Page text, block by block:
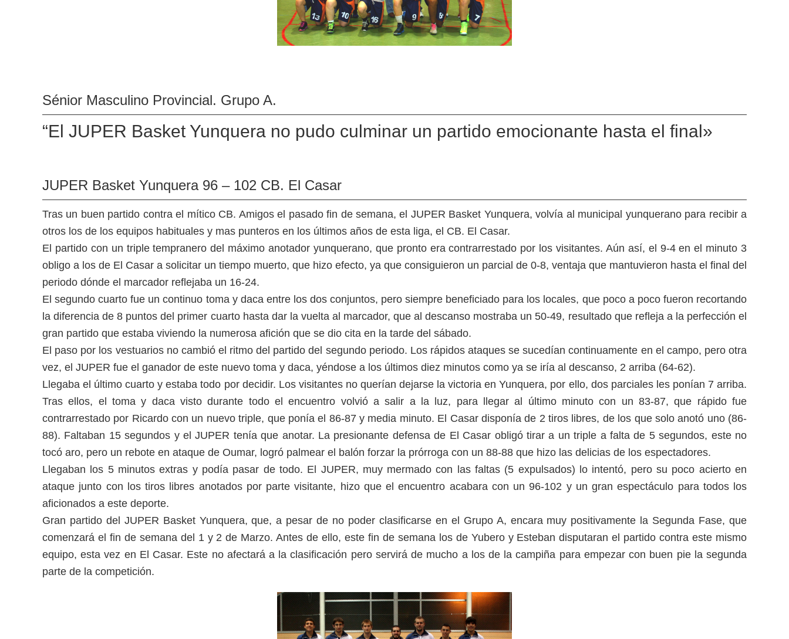
Sénior Masculino Provincial. Grupo A.
“El JUPER Basket Yunquera no pudo culminar un partido emocionante hasta el final»
JUPER Basket Yunquera 96 – 102 CB. El Casar
Tras un buen partido contra el mítico CB. Amigos el pasado fin de semana, el JUPER Basket Yunquera, volvía al municipal yunquerano para recibir a
otros los de los equipos habituales y mas punteros en los últimos años de esta liga, el CB. El Casar.
El partido con un triple tempranero del máximo anotador yunquerano, que pronto era contrarrestado por los visitantes. Aún así, el 9-4 en el minuto 3
obligo a los de El Casar a solicitar un tiempo muerto, que hizo efecto, ya que consiguieron un parcial de 0-8, ventaja que mantuvieron hasta el final del
periodo dónde el marcador reflejaba un 16-24.
El segundo cuarto fue un continuo toma y daca entre los dos conjuntos, pero siempre beneficiado para los locales, que poco a poco fueron recortando
la diferencia de 8 puntos del primer cuarto hasta dar la vuelta al marcador, que al descanso mostraba un 50-49, resultado que refleja a la perfección el
gran partido que estaba viviendo la numerosa afición que se dio cita en la tarde del sábado.
El paso por los vestuarios no cambió el ritmo del partido del segundo periodo. Los rápidos ataques se sucedían continuamente en el campo, pero otra
vez, el JUPER fue el ganador de este nuevo toma y daca, yéndose a los últimos diez minutos como ya se iría al descanso, 2 arriba (64-62).
Llegaba el último cuarto y estaba todo por decidir. Los visitantes no querían dejarse la victoria en Yunquera, por ello, dos parciales les ponían 7 arriba.
Tras ellos, el toma y daca visto durante todo el encuentro volvió a salir a la luz, para llegar al último minuto con un 83-87, que rápido fue
contrarrestado por Ricardo con un nuevo triple, que ponía el 86-87 y media minuto. El Casar disponía de 2 tiros libres, de los que solo anotó uno (86-
88). Faltaban 15 segundos y el JUPER tenía que anotar. La presionante defensa de El Casar obligó tirar a un triple a falta de 5 segundos, este no
tocó aro, pero un rebote en ataque de Oumar, logró palmear el balón forzar la prórroga con un 88-88 que hizo las delicias de los espectadores.
Llegaban los 5 minutos extras y podía pasar de todo. El JUPER, muy mermado con las faltas (5 expulsados) lo intentó, pero su poco acierto en
ataque junto con los tiros libres anotados por parte visitante, hizo que el encuentro acabara con un 96-102 y un gran espectáculo para todos los
aficionados a este deporte.
Gran partido del JUPER Basket Yunquera, que, a pesar de no poder clasificarse en el Grupo A, encara muy positivamente la Segunda Fase, que
comenzará el fin de semana del 1 y 2 de Marzo. Antes de ello, este fin de semana los de Yubero y Esteban disputaran el partido contra este mismo
equipo, esta vez en El Casar. Este no afectará a la clasificación pero servirá de mucho a los de la campiña para empezar con buen pie la segunda
parte de la competición.